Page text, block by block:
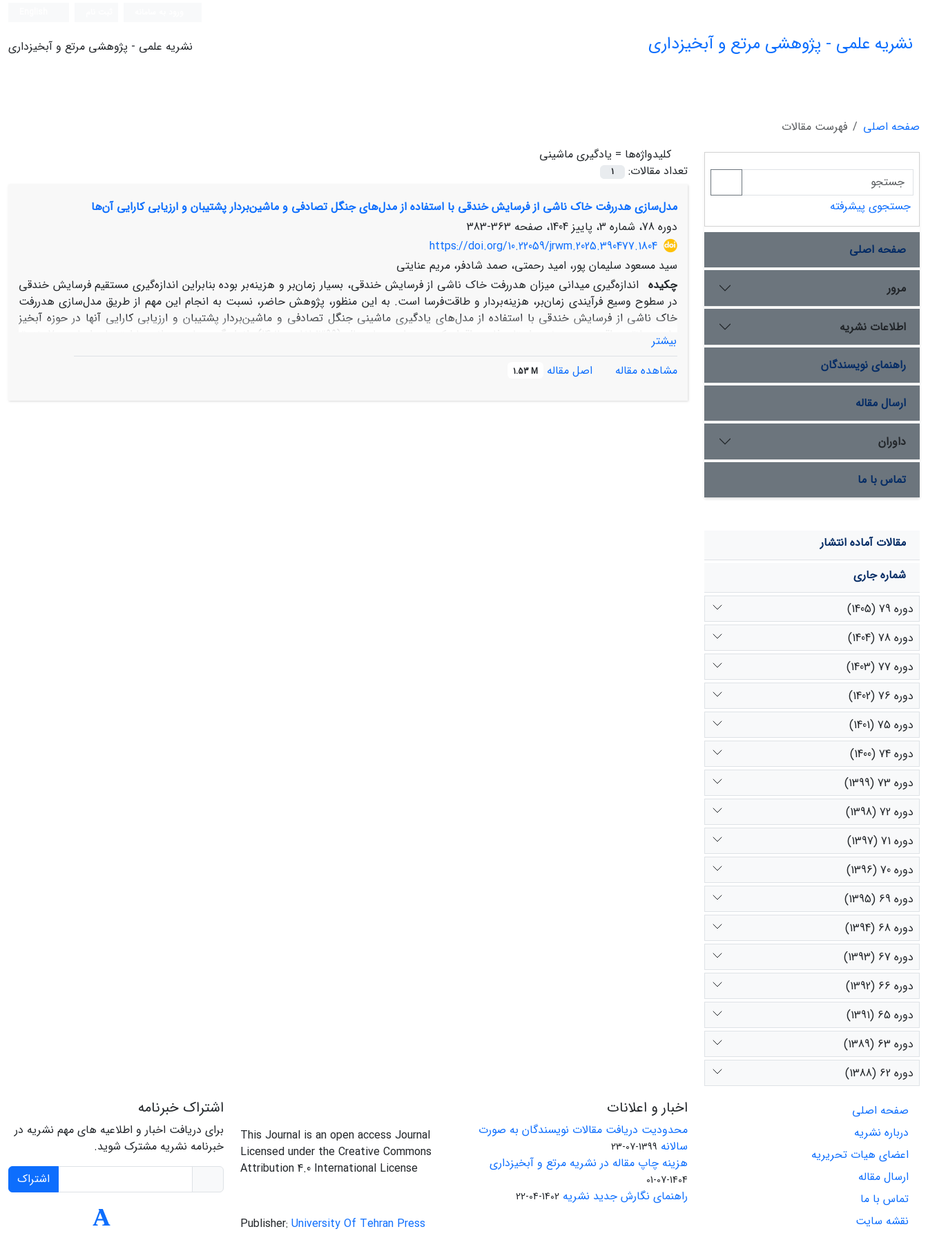
نشریه علمی - پژوهشی مرتع و آبخیزداری نشریه علمی - پژوهشی مرتع و آبخیزداری
صفحه اصلی
فهرست مقالات
کلیدواژه‌ها = یادگیری ماشینی
تعداد مقالات:
1
مدل‌سازی هدررفت خاک ناشی از فرسایش خندقی با استفاده از مدل‌های جنگل تصادفی و ماشین‌بردار پشتیبان و ارزیابی کارایی آن‌ها
دوره 78، شماره 3، پاییز 1404، صفحه
363-383
https://doi.org/10.22059/jrwm.2025.390477.1804
سید مسعود سلیمان پور، امید رحمتی، صمد شادفر، مریم عنایتی
چکیده اندازه‌گیری میدانی میزان هدررفت خاک ناشی از فرسایش‌ خندقی، بسیار زمان‌بر و هزینه‌بر بوده بنابراین اندازه‌گیری مستقیم فرسایش خندقی
در سطوح وسیع فرآیندی زمان‌بر، هزینه‌بردار و طاقت‌فرسا است. به این منظور، پژوهش حاضر، نسبت به انجام این مهم از طریق مدل‌سازی هدررفت
خاک ناشی از فرسایش خندقی با استفاده از مدل‌های یادگیری ماشینی جنگل تصادفی و ماشین‌بردار پشتیبان و ارزیابی کارایی آنها در حوزه آبخیز
انجام شد. در فرآیند مدل‌سازی، 15 عامل محیطی، به‌عنوان متغیرهای مستقل و میزان هدررفت خاک خندق‌ها به‌عنوان متغیر وابسته در نظر گرفته شدند
نتایج ارزیابی دقت پیش‌بینی مدل‌ها نشان داد مدل جنگل تصادفی از نظر معیارهای ارزیابی، نسبت به مدل ماشین‌بردار پشتیبان از عملکرد بهتری
بیشتر
مشاهده مقاله
اصل مقاله 1.53 M
جستجوی پیشرفته
صفحه اصلی
مرور
اطلاعات نشریه
راهنمای نویسندگان
ارسال مقاله
داوران
تماس با ما
مقالات آماده انتشار
شماره جاری
دوره 79 (1405)
دوره 78 (1404)
دوره 77 (1403)
دوره 76 (1402)
دوره 75 (1401)
دوره 74 (1400)
دوره 73 (1399)
دوره 72 (1398)
دوره 71 (1397)
دوره 70 (1396)
دوره 69 (1395)
دوره 68 (1394)
دوره 67 (1393)
دوره 66 (1392)
دوره 65 (1391)
دوره 63 (1389)
دوره 62 (1388)
صفحه اصلی
درباره نشریه
اعضای هیات تحریریه
ارسال مقاله
تماس با ما
نقشه سایت
اخبار و اعلانات
محدودیت دریافت مقالات نویسندگان به صورت
سالانه 1399-07-23
هزینه چاپ مقاله در نشریه مرتع و آبخیزداری
1404-07-01
راهنمای نگارش جدید نشریه 1402-04-22
This Journal is an open access Journal
Licensed under the Creative Commons
Attribution 4.0 International License
Publisher: University Of Tehran Press
اشتراک خبرنامه
برای دریافت اخبار و اطلاعیه های مهم نشریه در
خبرنامه نشریه مشترک شوید.
اشتراک